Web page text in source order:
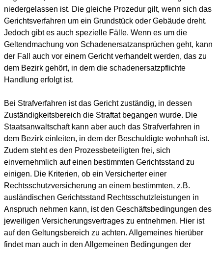
niedergelassen ist. Die gleiche Prozedur gilt, wenn sich das
Gerichtsverfahren um ein Grundstück oder Gebäude dreht.
Jedoch gibt es auch spezielle Fälle. Wenn es um die
Geltendmachung von Schadenersatzansprüchen geht, kann
der Fall auch vor einem Gericht verhandelt werden, das zu
dem Bezirk gehört, in dem die schadenersatzpflichte
Handlung erfolgt ist.
Bei Strafverfahren ist das Gericht zuständig, in dessen
Zuständigkeitsbereich die Straftat begangen wurde. Die
Staatsanwaltschaft kann aber auch das Strafverfahren in
dem Bezirk einleiten, in dem der Beschuldigte wohnhaft ist.
Zudem steht es den Prozessbeteiligten frei, sich
einvernehmlich auf einen bestimmten Gerichtsstand zu
einigen. Die Kriterien, ob ein Versicherter einer
Rechtsschutzversicherung an einem bestimmten, z.B.
ausländischen Gerichtsstand Rechtsschutzleistungen in
Anspruch nehmen kann, ist den Geschäftsbedingungen des
jeweiligen Versicherungsvertrages zu entnehmen. Hier ist
auf den Geltungsbereich zu achten. Allgemeines hierüber
findet man auch in den Allgemeinen Bedingungen der